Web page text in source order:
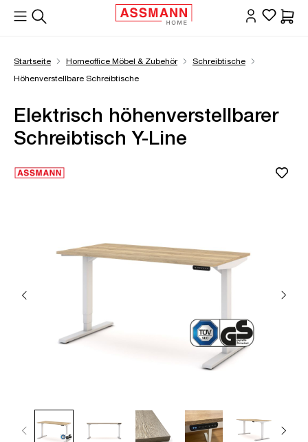
springen
Startseite Homeoffice Möbel & Zubehör
Schreibtische
Höhenverstellbare Schreibtische
Elektrisch höhenverstellbarer
Schreibtisch Y-Line